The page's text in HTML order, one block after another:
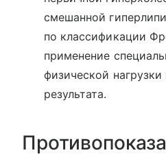
смешанной
по классификации
применение
физической
результата.